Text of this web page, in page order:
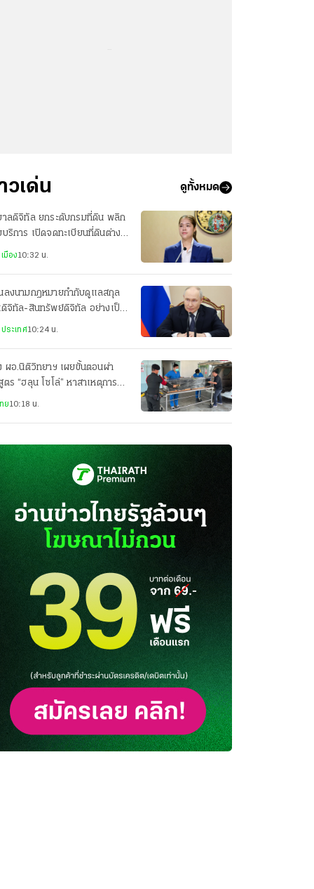
วเด่น ดูทั้งหมด
าลดิจิทัล ยกระดับกรมที่ดิน พลิก
บริการ เปิดจดทะเบียนที่ดินต่าง
กงานออนไลน์ ครบ 77 จังหวัด
มือง10:32 น.
ลงนามกฎหมายกำกับดูแลสกุล
ดิจิทัล-สินทรัพย์ดิจิทัล อย่างเป็น
ครั้งแรก
ระเทศ10:24 น.
ผอ.นิติวิทยาฯ เผยขั้นตอนผ่า
ตร “ฮลุน โซโล่” หาสาเหตุการ
ย10:18 น.